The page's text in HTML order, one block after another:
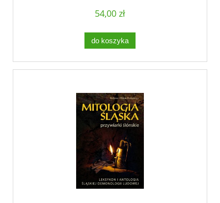
54,00 zł
do koszyka